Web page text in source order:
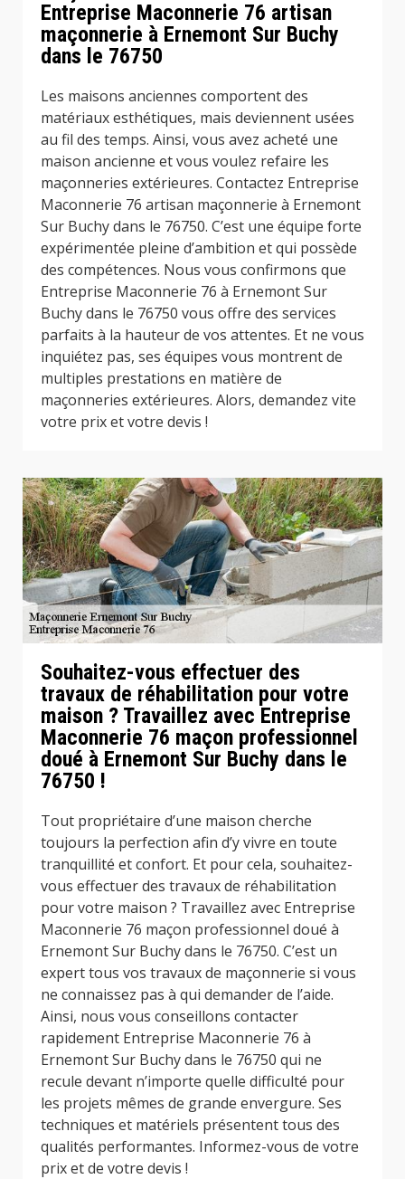
Entreprise Maconnerie 76 artisan
maçonnerie à Ernemont Sur Buchy
dans le 76750
Les maisons anciennes comportent des
matériaux esthétiques, mais deviennent usées
au fil des temps. Ainsi, vous avez acheté une
maison ancienne et vous voulez refaire les
maçonneries extérieures. Contactez Entreprise
Maconnerie 76 artisan maçonnerie à Ernemont
Sur Buchy dans le 76750. C’est une équipe forte
expérimentée pleine d’ambition et qui possède
des compétences. Nous vous confirmons que
Entreprise Maconnerie 76 à Ernemont Sur
Buchy dans le 76750 vous offre des services
parfaits à la hauteur de vos attentes. Et ne vous
inquiétez pas, ses équipes vous montrent de
multiples prestations en matière de
maçonneries extérieures. Alors, demandez vite
votre prix et votre devis !
Souhaitez-vous effectuer des
travaux de réhabilitation pour votre
maison ? Travaillez avec Entreprise
Maconnerie 76 maçon professionnel
doué à Ernemont Sur Buchy dans le
76750 !
Tout propriétaire d’une maison cherche
toujours la perfection afin d’y vivre en toute
tranquillité et confort. Et pour cela, souhaitez-
vous effectuer des travaux de réhabilitation
pour votre maison ? Travaillez avec Entreprise
Maconnerie 76 maçon professionnel doué à
Ernemont Sur Buchy dans le 76750. C’est un
expert tous vos travaux de maçonnerie si vous
ne connaissez pas à qui demander de l’aide.
Ainsi, nous vous conseillons contacter
rapidement Entreprise Maconnerie 76 à
Ernemont Sur Buchy dans le 76750 qui ne
recule devant n’importe quelle difficulté pour
les projets mêmes de grande envergure. Ses
techniques et matériels présentent tous des
qualités performantes. Informez-vous de votre
prix et de votre devis !